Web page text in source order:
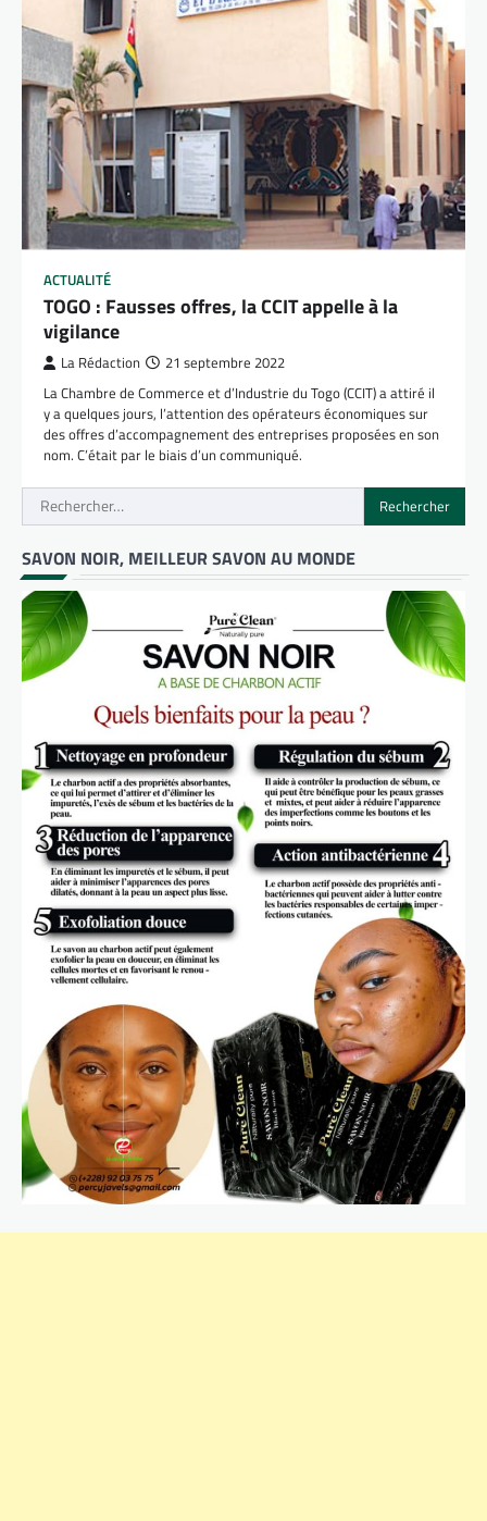
ACTUALITÉ
TOGO : Fausses offres, la CCIT appelle à la
vigilance
La Rédaction 21 septembre 2022
La Chambre de Commerce et d’Industrie du Togo (CCIT) a attiré il
y a quelques jours, l’attention des opérateurs économiques sur
des offres d’accompagnement des entreprises proposées en son
nom. C’était par le biais d’un communiqué.
Rechercher :
SAVON NOIR, MEILLEUR SAVON AU MONDE